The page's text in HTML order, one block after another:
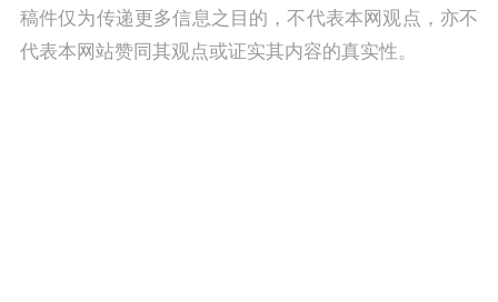
稿件仅为传递更多信息之目的，不代表本网观点，亦不
代表本网站赞同其观点或证实其内容的真实性。